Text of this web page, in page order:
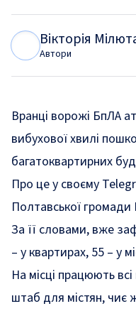
Вікторія
Автори
Вранці ворожі БпЛА
вибухової хвилі
багатоквартирних
Про це у своєму
Полтавської
За її словами, вже
– у квартирах, 55 – у
На місці працюють
штаб для містян,